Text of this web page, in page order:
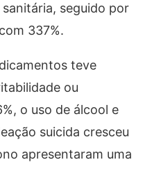
seguido por
337%.
teve
ou
o uso de álcool e
suicida cresceu
apresentaram uma